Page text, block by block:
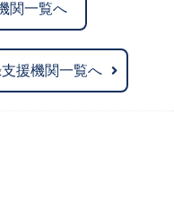
関一覧へ
援機関一覧へ